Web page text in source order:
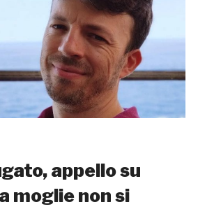
appello su
moglie non si